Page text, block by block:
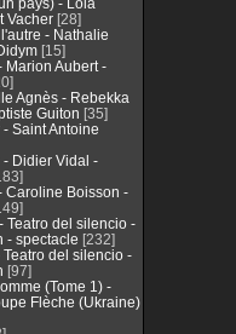
Vacher[28]
- Nathalie
[15]
Marion Aubert -
Agnès - Rebekka
Guiton [35]
Saint Antoine
- Didier Vidal -
Caroline Boisson -
Teatro del silencio -
- spectacle [232]
Teatro del silencio -
[97]
(Tome 1) -
Flèche (Ukraine)